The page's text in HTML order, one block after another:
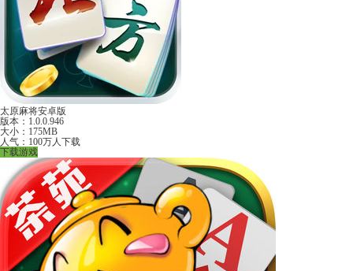
太原麻将安卓版
版本：1.0.0.946
大小：175MB
人气：100万人下载
下载游戏